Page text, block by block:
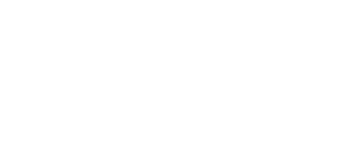
)を提供させていただ
基づき作成されるも
ことをご了承くださ
ン制御機器販売店・
ないようお願いしま
ル類(PBDE) 1000ppm以下、
テル類) : 1000ppm、
ル) : 1000ppm、
｢規制貨物等」とい
取引許可)を取得する
う必要な手段を講じ
びにこれらの製造装
三者に通知します。
合は、取り引きをい
当のオムロン制御